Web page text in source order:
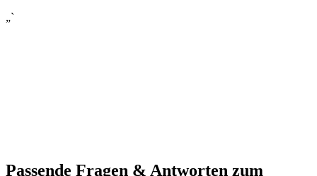
„`
Passende Fragen & Antworten zum